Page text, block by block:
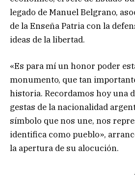
legado de Manuel Belgrano,
de la Enseña Patria con la
ideas de la libertad.
«Es para mí un honor poder
monumento, que tan
historia. Recordamos hoy una
gestas de la nacionalidad
símbolo que nos une, nos
identifica como pueblo»,
la apertura de su alocución.